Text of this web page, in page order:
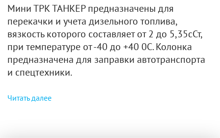
Мини ТРК ТАНКЕР предназначены для
перекачки и учета дизельного топлива,
вязкость которого составляет от 2 до 5,35сСт,
при температуре от -40 до +40 0С. Колонка
предназначена для заправки автотранспорта
и спецтехники.
Читать далее